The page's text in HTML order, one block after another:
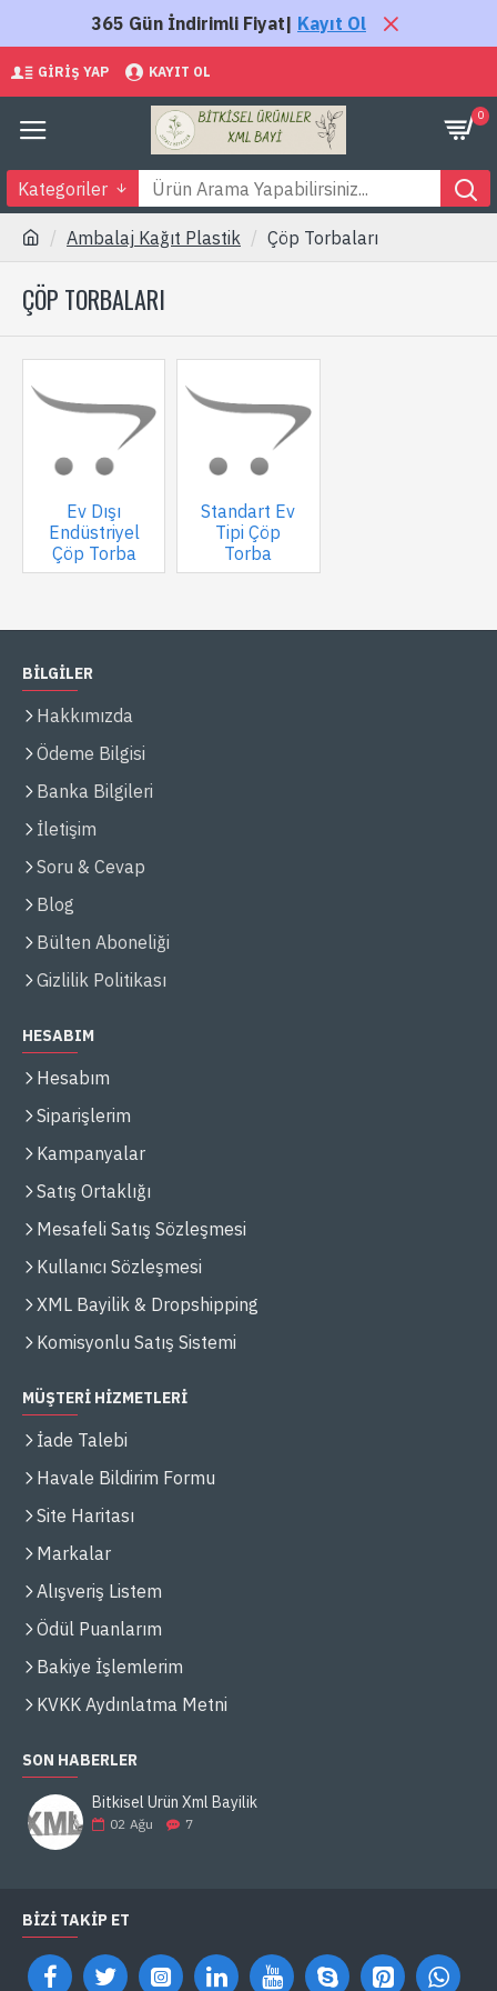
365 Gün İndirimli Fiyat| Kayıt Ol
GIRIŞ YAP KAYIT OL
0
Kategoriler
Ambalaj Kağıt Plastik Çöp Torbaları
ÇÖP TORBALARI
Ev Dışı
Endüstriyel
Çöp Torba
Standart Ev
Tipi Çöp
Torba
BİLGİLER
Hakkımızda
Ödeme Bilgisi
Banka Bilgileri
İletişim
Soru & Cevap
Blog
Bülten Aboneliği
Gizlilik Politikası
HESABIM
Hesabım
Siparişlerim
Kampanyalar
Satış Ortaklığı
Mesafeli Satış Sözleşmesi
Kullanıcı Sözleşmesi
XML Bayilik & Dropshipping
Komisyonlu Satış Sistemi
MÜŞTERİ HİZMETLERİ
İade Talebi
Havale Bildirim Formu
Site Haritası
Markalar
Alışveriş Listem
Ödül Puanlarım
Bakiye İşlemlerim
KVKK Aydınlatma Metni
SON HABERLER
Bitkisel Ürün Xml Bayilik
02 Ağu 7
BIZI TAKIP ET